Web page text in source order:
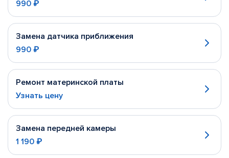
990 ₽
Замена датчика приближения
990 ₽
Ремонт материнской платы
Узнать цену
Замена передней камеры
1 190 ₽